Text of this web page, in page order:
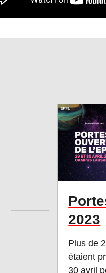
2023
Plus de
étaient
30 avril